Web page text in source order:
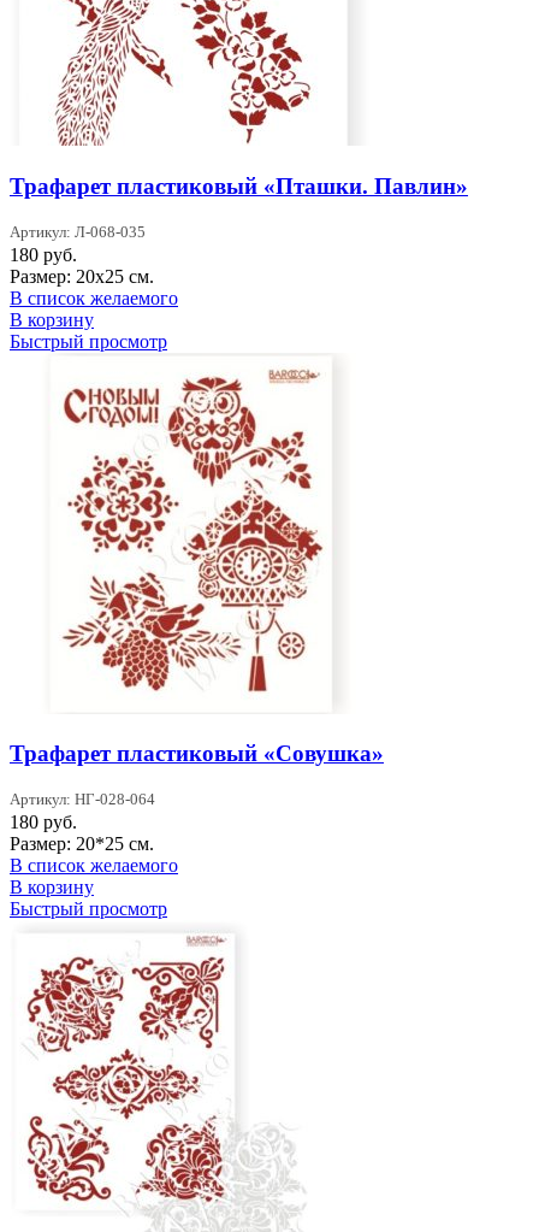
Трафарет пластиковый «Пташки. Павлин»
Артикул: Л-068-035
180 руб.
Размер: 20х25 см.
В список желаемого
В корзину
Быстрый просмотр
Трафарет пластиковый «Совушка»
Артикул: НГ-028-064
180 руб.
Размер: 20*25 см.
В список желаемого
В корзину
Быстрый просмотр